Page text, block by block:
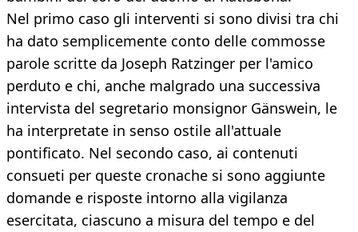
Nel primo caso gli interventi si sono divisi tra chi
ha dato semplicemente conto delle commosse
parole scritte da Joseph Ratzinger per l'amico
perduto e chi, anche malgrado una successiva
intervista del segretario monsignor Gänswein, le
ha interpretate in senso ostile all'attuale
pontificato. Nel secondo caso, ai contenuti
consueti per queste cronache si sono aggiunte
domande e risposte intorno alla vigilanza
esercitata, ciascuno a misura del tempo e del